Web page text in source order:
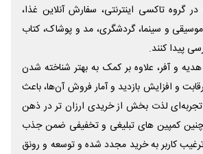
گروه تاکسی اینترنتی، سفارش آنلاین غذا،
موسیقی و سینما، گردشگری، مد و پوشاک، کتاب
پیدا کنند.
هدیه و آفر، علاوه بر کمک به بهتر شناخته شدن
و افزایش بازدید و آمار فروش آن‌ها، باعث
لذت بخش از خریدی ارزان تر در ذهن
کمپین های تبلیغی و تخفیفی ضمن جذب
کاربر به خرید مجدد شده و توسعه و رونق